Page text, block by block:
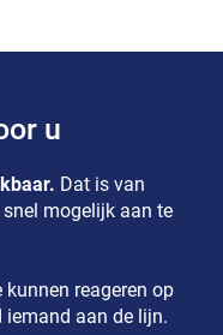
u
Dat is van
mogelijk aan te
reageren op
iemand aan de lijn.